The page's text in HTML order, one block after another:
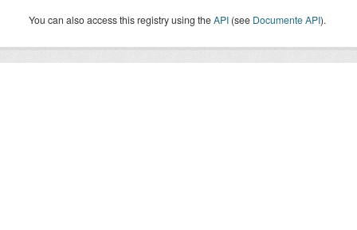
You can also access this registry using theAPI (see Documente API).